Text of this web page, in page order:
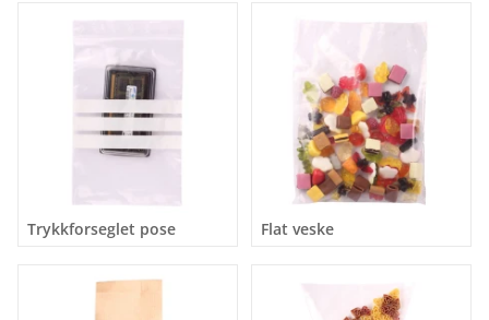
Trykkforseglet pose Flat veske